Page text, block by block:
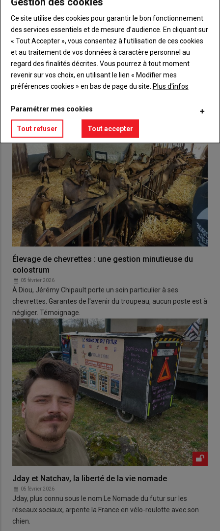
Lien Créez un compte
VOUS AIMEREZ AUSSI
Élevage de chevrettes : une gestion minutieuse du
colostrum
05 février 2026
À Diou, Jérémy Chipault porte un soin particulier à ses
chevrettes. Garantes de l'avenir du troupeau, aucun poste est à
négliger. Témoignage.
Jday et Natchav, la liberté de la vie nomade
05 février 2026
Jday, plus connu sous le nom Le Nomade du futur sur les
réseaux sociaux, arpente la France en vélo-roulotte avec son
chien.
Ce site utilise des cookies pour garantir le bon fonctionnement
des services essentiels et de mesure d’audience. En cliquant sur
« Tout Accepter », vous consentez à l’utilisation de ces cookies
et au traitement de vos données à caractère personnel au
regard des finalités décrites. Vous pourrez à tout moment
revenir sur vos choix, en utilisant le lien « Modifier mes
préférences cookies » en bas de page du site. Plus d'infos
Paramétrer mes cookies
Tout refuser Tout accepter